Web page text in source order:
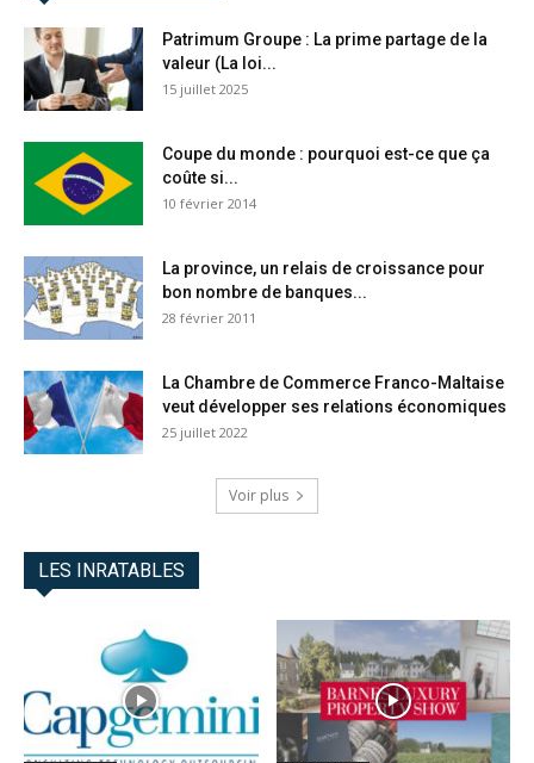
Patrimum Groupe : La prime partage de la
valeur (La loi...
15 juillet 2025
Coupe du monde : pourquoi est-ce que ça
coûte si...
10 février 2014
La province, un relais de croissance pour
bon nombre de banques...
28 février 2011
La Chambre de Commerce Franco-Maltaise
veut développer ses relations économiques
25 juillet 2022
Voir plus
LES INRATABLES